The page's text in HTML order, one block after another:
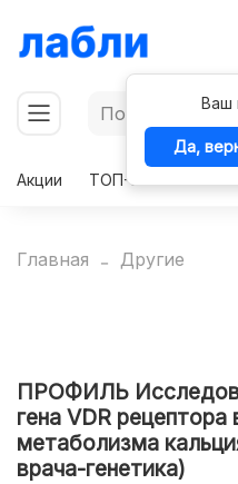
Ваш
Да,
Акции
ТОП-50
Главная Другие
ПРОФИЛЬ
гена VDR
метаболизма
врача-генетика)